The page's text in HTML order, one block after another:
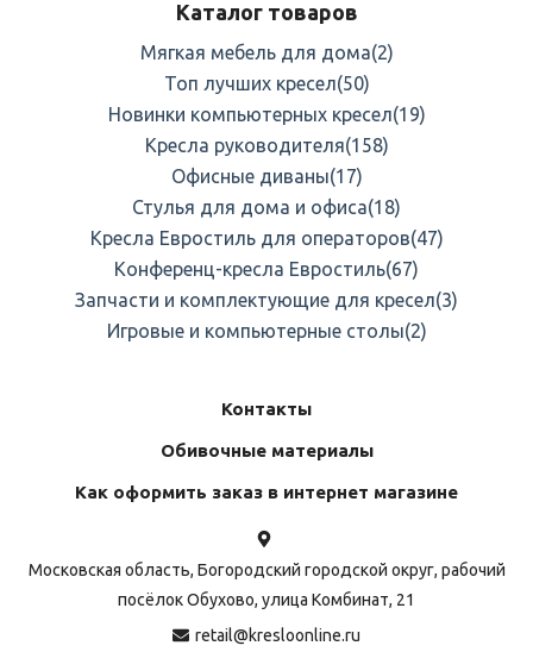
Каталог товаров
Мягкая мебель для дома(2)
Топ лучших кресел(50)
Новинки компьютерных кресел(19)
Кресла руководителя(158)
Офисные диваны(17)
Стулья для дома и офиса(18)
Кресла Евростиль для операторов(47)
Конференц-кресла Евростиль(67)
Запчасти и комплектующие для кресел(3)
Игровые и компьютерные столы(2)
Контакты
Обивочные материалы
Как оформить заказ в интернет магазине
Московская область, Богородский городской округ, рабочий
посёлок Обухово, улица Комбинат, 21
retail@kresloonline.ru